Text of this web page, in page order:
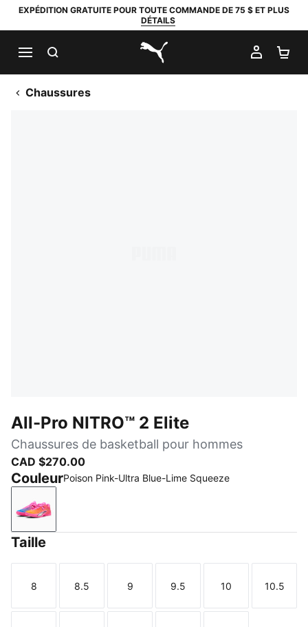
EXPÉDITION GRATUITE POUR TOUTE COMMANDE DE 75 $ ET PLUS
DÉTAILS
PUMA.com
MON
Chaussures
All-Pro NITRO™ 2 Elite
Chaussures de basketball pour hommes
CAD $270.00
CouleurPoison Pink-Ultra Blue-Lime Squeeze
Poison Pink-Ultra Blue-Lime Squeeze
Taille
Taille
8
Taille
8.5
Taille
9
Taille
9.5
Taille
10
Taille
10.5